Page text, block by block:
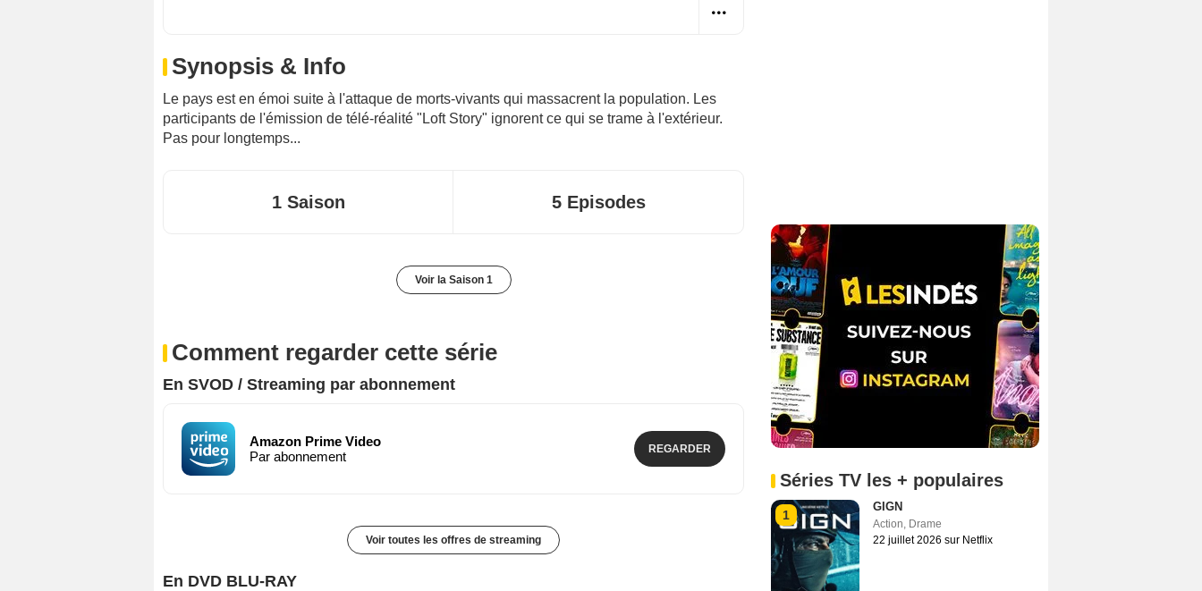
Synopsis & Info
Le pays est en émoi suite à l'attaque de morts-vivants qui massacrent la population. Les
participants de l'émission de télé-réalité "Loft Story" ignorent ce qui se trame à l'extérieur.
Pas pour longtemps...
1 Saison 5 Episodes
Voir la Saison 1
Comment regarder cette série
En SVOD / Streaming par abonnement
Amazon Prime Video
Par abonnement
REGARDER
Voir toutes les offres de streaming
En DVD BLU-RAY
Séries TV les + populaires
1
GIGN
Action, Drame
22 juillet 2026 sur Netflix